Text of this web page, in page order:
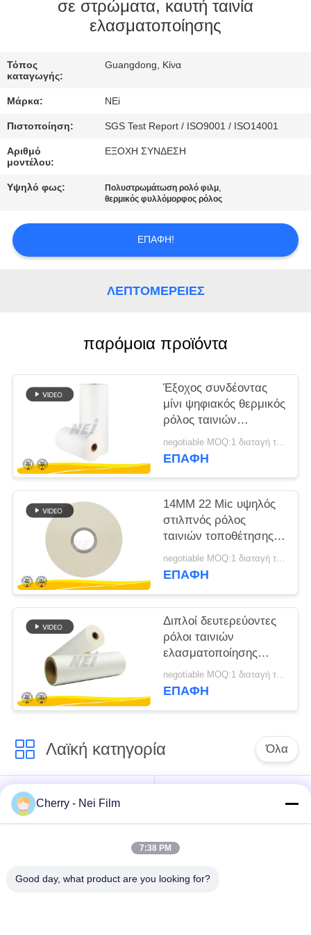
ΕΡΓΟΣΤΑΣΊΩΝ
ΈΛΕΓΧΟΣ
ΕΛΆΤΕ
ΣΕ
ΕΠΑΦΉ
ΖΗΤΉΣΤΕ
ΑΠΌΣΠΑΣΜΑ
SITEMAP
PRIVACY
POLICY
σε στρώματα, καυτή ταινία
ελασματοποίησης
Τόπος
καταγωγής:
Guangdong, Κίνα
Μάρκα: NEi
Πιστοποίηση: SGS Test Report / ISO9001 / ISO14001
Αριθμό
μοντέλου:
ΕΞΟΧΗ ΣΥΝΔΕΣΗ
Υψηλό φως: Πολυστρωμάτωση ρολό φιλμ,
θερμικός φυλλόμορφος ρόλος
ΕΠΑΦΉ!
ΛΕΠΤΟΜΈΡΕΙΕΣ
παρόμοια προϊόντα
Έξοχος συνδέοντας
μίνι ψηφιακός θερμικός
ρόλος ταινιών
τοποθέτησης σε
στρώματα, καυτή
negotiable MOQ:1 διαταγή τόνου/ίχνος διαπραγματεύσιμη
ΕΠΑΦΉ
14MM 22 Mic υψηλός
στιλπνός ρόλος
ταινιών τοποθέτησης
σε στρώματα, ταινία
συγκόλλησης σελίδων
negotiable MOQ:1 διαταγή τόνου/ίχνος διαπραγματεύσιμη
ΕΠΑΦΉ
Διπλοί δευτερεύοντες
ρόλοι ταινιών
ελασματοποίησης
Bopp κορώνας για το
όφσετ/την ψηφιακή
negotiable MOQ:1 διαταγή τόνου/ίχνος διαπραγματεύσιμη
ΕΠΑΦΉ
Λαϊκή κατηγορία Όλα
bopp θερμική ταινία
ελασματοποίησης
μεταλλινών
Ψηφιακή ταινία
στρώματα
Cherry - Nei Film
7:38 PM
Good day, what product are you looking for?